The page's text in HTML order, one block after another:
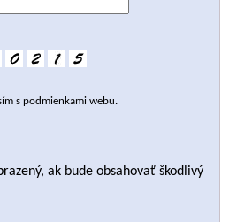
s podmienkami webu.
ak bude obsahovať škodlivý